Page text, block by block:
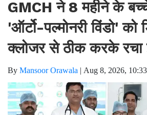
GMCH ने 8 महीने के
'ऑर्टो-पल्मोनरी विंडो' को
क्लोजर से ठीक करके रचा
By Mansoor Orawala | Aug 8, 2026,